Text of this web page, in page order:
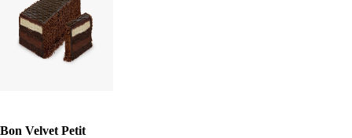
Bon Velvet Petit